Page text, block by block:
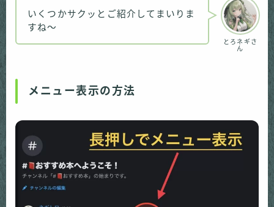
とろネギさ
ん
いくつかサクッとご紹介してまいりま
すね〜
メニュー表示の方法